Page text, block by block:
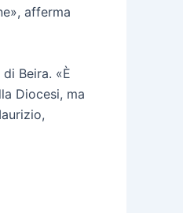
afferma
Beira. «È
Diocesi, ma